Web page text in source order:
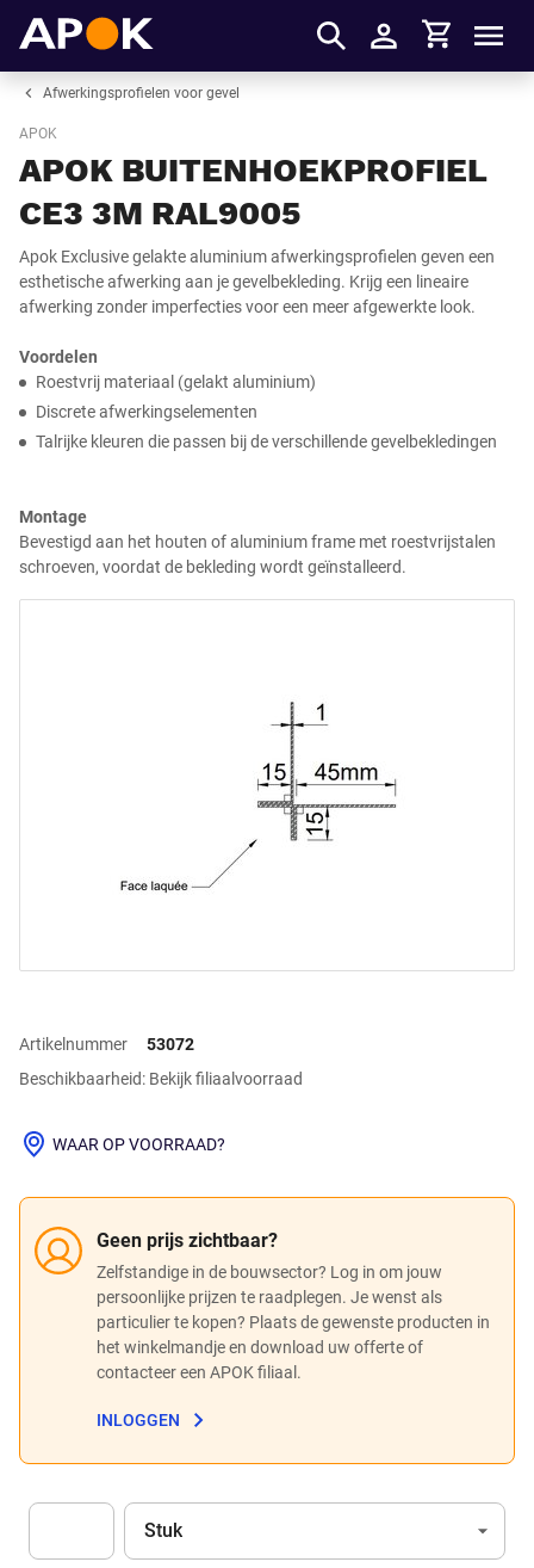
Inloggen
Winkelmandje
Afwerkingsprofielen voor gevel
APOK
APOK BUITENHOEKPROFIEL
CE3 3M RAL9005
Apok Exclusive gelakte aluminium afwerkingsprofielen geven een
esthetische afwerking aan je gevelbekleding. Krijg een lineaire
afwerking zonder imperfecties voor een meer afgewerkte look.
Voordelen
Roestvrij materiaal (gelakt aluminium)
Discrete afwerkingselementen
Talrijke kleuren die passen bij de verschillende gevelbekledingen
Montage
Bevestigd aan het houten of aluminium frame met roestvrijstalen
schroeven, voordat de bekleding wordt geïnstalleerd.
Artikelnummer
53072
Beschikbaarheid: Bekijk filiaalvoorraad
Geen prijs zichtbaar?
Zelfstandige in de bouwsector? Log in om jouw
persoonlijke prijzen te raadplegen. Je wenst als
particulier te kopen? Plaats de gewenste producten in
het winkelmandje en download uw offerte of
contacteer een APOK filiaal.
INLOGGEN
WAAR OP VOORRAAD?
Eenheid
Stuk